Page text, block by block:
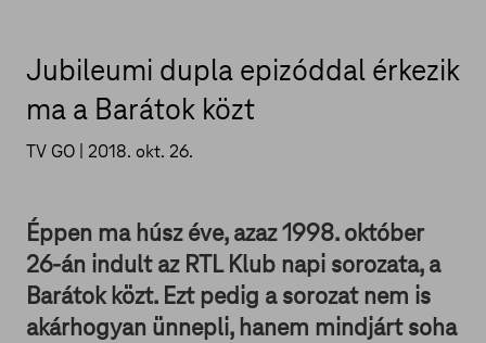
Jubileumi dupla epizóddal érkezik
ma a Barátok közt
TV GO | 2018. okt. 26.
Éppen ma húsz éve, azaz 1998. október
26-án indult az RTL Klub napi sorozata, a
Barátok közt. Ezt pedig a sorozat nem is
akárhogyan ünnepli, hanem mindjárt soha